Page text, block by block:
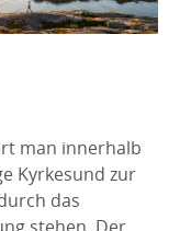
man innerhalb
Kyrkesund zur
das